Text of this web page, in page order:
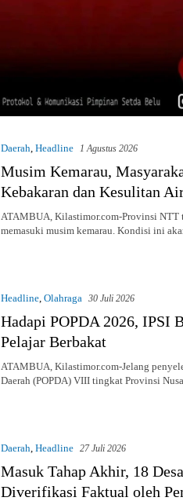
Daerah Headline 1 Agustus 2026
Musim Kemarau,
Kebakaran dan Kesulitan
ATAMBUA, Kilastimor.com-Provinsi NTT
memasuki musim kemarau. Kondisi ini
Headline, Olahraga 30 Juli 2026
Hadapi POPDA 2026, IPSI
Pelajar Berbakat
ATAMBUA, Kilastimor.com-Jelang
Daerah (POPDA) VIII tingkat Provinsi
Daerah Headline 27 Juli 2026
Masuk Tahap Akhir, 18
Diverifikasi Faktual oleh